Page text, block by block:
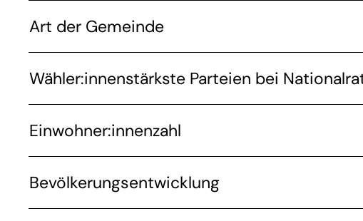
Art der Gemeinde
Wähler:innenstärkste Parteien bei
Einwohner:innenzahl
Bevölkerungsentwicklung